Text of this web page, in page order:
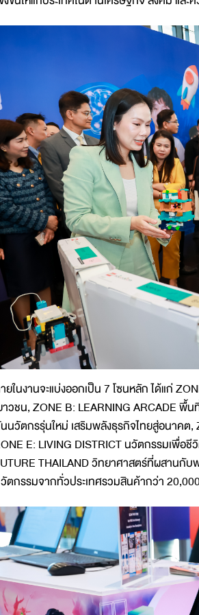
ยในงานจะแบ่งออกเป็น 7 โซนหลัก ได้แก่
าวชน, ZONE B: LEARNING ARCADE พื้
นวัตกรรุ่นใหม่ เสริมพลังธุรกิจไทยสู่อนาคต,
E: LIVING DISTRICT นวัตกรรมเพื่อ
THAILAND วิทยาศาสตร์ที่ผสานกั
ตกรรมจากทั่วประเทศรวมสินค้ากว่า